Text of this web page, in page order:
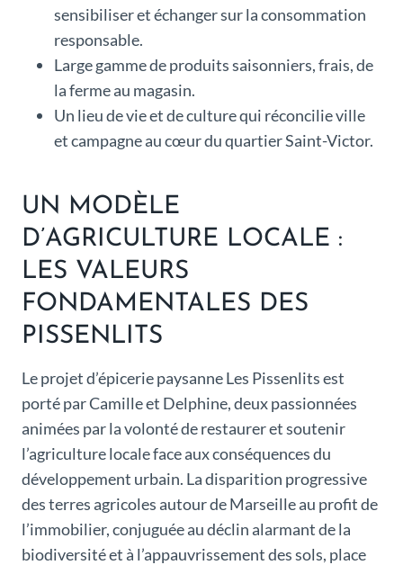
sensibiliser et échanger sur la consommation
responsable.
Large gamme de produits saisonniers, frais, de
la ferme au magasin.
Un lieu de vie et de culture qui réconcilie ville
et campagne au cœur du quartier Saint-Victor.
UN MODÈLE
D’AGRICULTURE LOCALE :
LES VALEURS
FONDAMENTALES DES
PISSENLITS
Le projet d’épicerie paysanne Les Pissenlits est
porté par Camille et Delphine, deux passionnées
animées par la volonté de restaurer et soutenir
l’agriculture locale face aux conséquences du
développement urbain. La disparition progressive
des terres agricoles autour de Marseille au profit de
l’immobilier, conjuguée au déclin alarmant de la
biodiversité et à l’appauvrissement des sols, place